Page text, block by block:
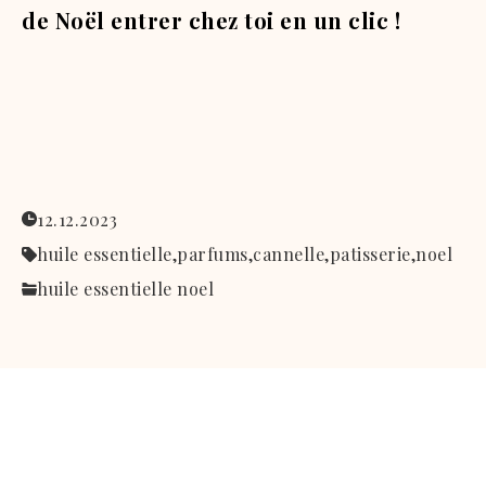
de Noël entrer chez toi en un clic !
12.12.2023
huile essentielle,parfums,cannelle,patisserie,noel
huile essentielle noel